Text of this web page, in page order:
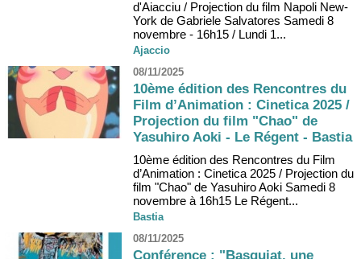
d'Aiacciu / Projection du film Napoli New-
York de Gabriele Salvatores Samedi 8
novembre - 16h15 / Lundi 1...
Ajaccio
08/11/2025
10ème édition des Rencontres du
Film d’Animation : Cinetica 2025 /
Projection du film "Chao" de
Yasuhiro Aoki - Le Régent - Bastia
10ème édition des Rencontres du Film
d’Animation : Cinetica 2025 / Projection du
film "Chao" de Yasuhiro Aoki Samedi 8
novembre à 16h15 Le Régent...
Bastia
08/11/2025
Conférence : "Basquiat, une